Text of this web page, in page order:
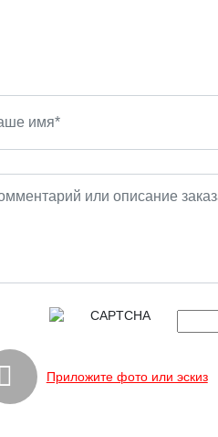
Приложите фото или эскиз